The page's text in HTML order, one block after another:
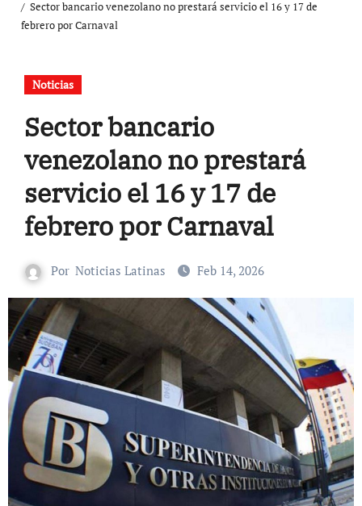
Sector bancario venezolano no prestará servicio el 16 y 17 de
febrero por Carnaval
Noticias
Sector bancario
venezolano no prestará
servicio el 16 y 17 de
febrero por Carnaval
Por Noticias Latinas Feb 14, 2026